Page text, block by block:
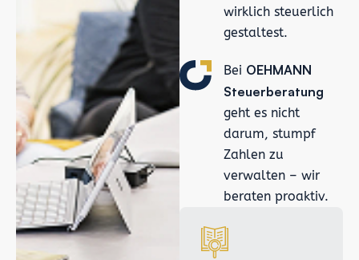
wirklich steuerlich
gestaltest.
Bei OEHMANN
Steuerberatung
geht es nicht
darum, stumpf
Zahlen zu
verwalten – wir
beraten proaktiv.